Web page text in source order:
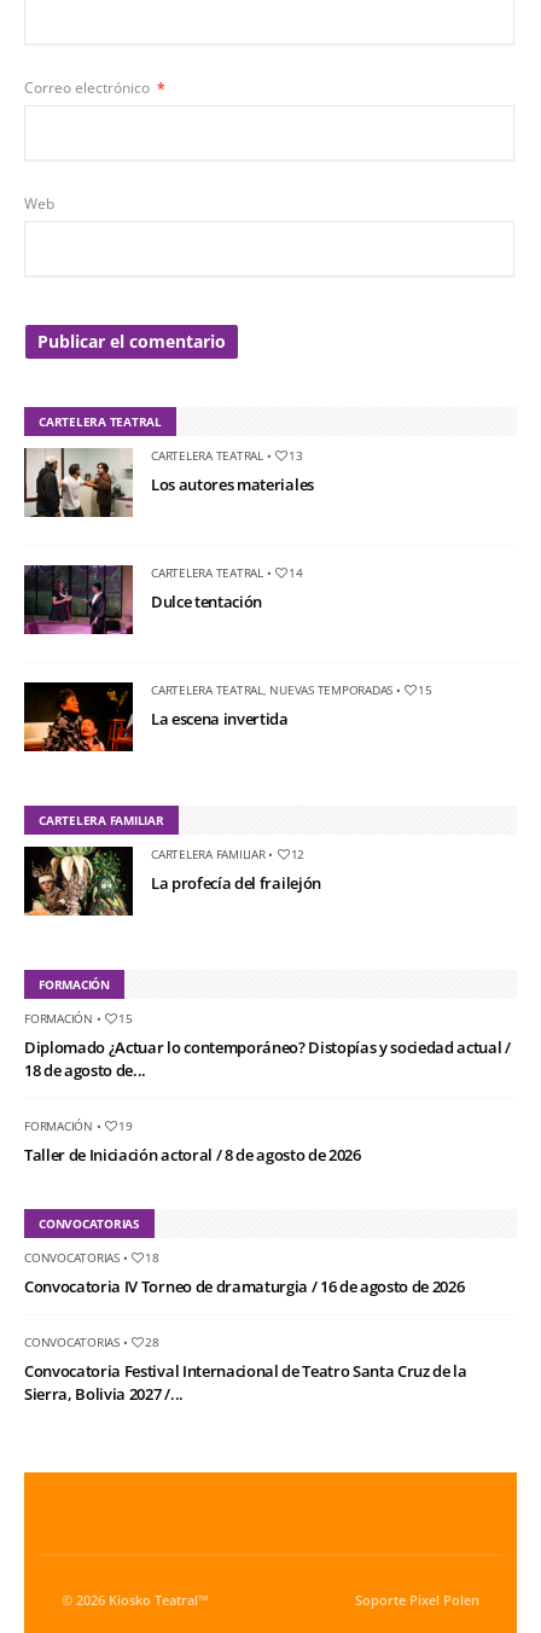
Correo electrónico *
Web
CARTELERA TEATRAL
CARTELERA TEATRAL• 13
Los autores materiales
CARTELERA TEATRAL• 14
Dulce tentación
CARTELERA TEATRAL, NUEVAS TEMPORADAS • 15
La escena invertida
CARTELERA FAMILIAR
CARTELERA FAMILIAR• 12
La profecía del frailejón
FORMACIÓN
FORMACIÓN • 15
Diplomado ¿Actuar lo contemporáneo? Distopías y sociedad actual /
18 de agosto de...
FORMACIÓN • 19
Taller de Iniciación actoral / 8 de agosto de 2026
CONVOCATORIAS
CONVOCATORIAS• 18
Convocatoria IV Torneo de dramaturgia / 16 de agosto de 2026
CONVOCATORIAS• 28
Convocatoria Festival Internacional de Teatro Santa Cruz de la
Sierra, Bolivia 2027 /...
© 2026 Kiosko Teatral™ Soporte Pixel Polen